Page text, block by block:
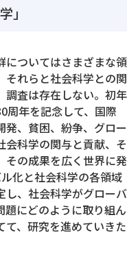
」
についてはさまざまな領
それらと社会科学との関
調査は存在しない。初年
周年を記念して、国際
発、貧困、紛争、グロー
会科学の関与と貢献、そ
その成果を広く世界に発
化と社会科学の各領域
し、社会科学がグローバ
題にどのように取り組ん
て、研究を進めていきた